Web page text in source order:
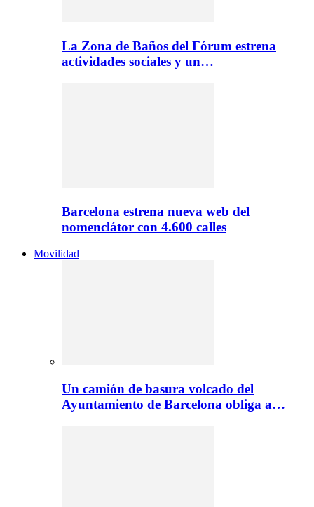
La Zona de Baños del Fórum estrena
actividades sociales y un…
Barcelona estrena nueva web del
nomenclátor con 4.600 calles
Movilidad
Un camión de basura volcado del
Ayuntamiento de Barcelona obliga a…